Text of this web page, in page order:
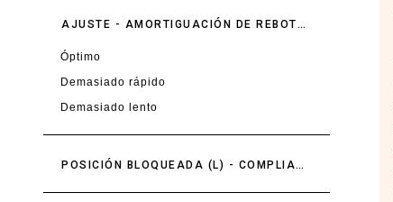
AJUSTE - AMORTIGUACIÓN DE REBOTE (R) - SUSPENSIÓN DELANTERA
Óptimo
Demasiado rápido
Demasiado lento
POSICIÓN BLOQUEADA (L) - COMPLIANCIA Y ESCAPE